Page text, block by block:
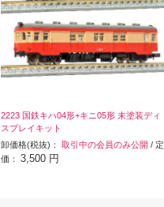
2223 国鉄キハ04形+キニ05形 未塗装ディ
スプレイキット
卸価格(税抜)： 取引中の会員のみ公開 / 定
価： 3,500 円